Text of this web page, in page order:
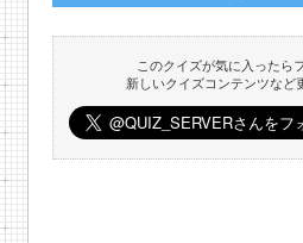
このクイズが気に入ったら
新しいクイズコンテンツなど